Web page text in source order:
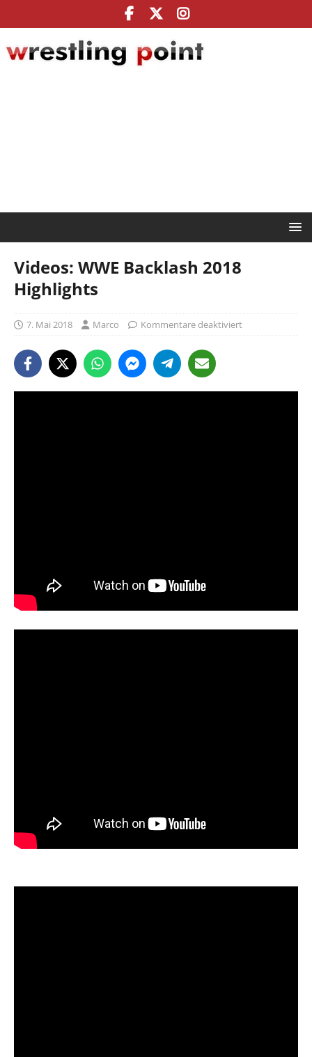
Videos: WWE Backlash 2018
Highlights
7. Mai 2018 Marco Kommentare deaktiviert